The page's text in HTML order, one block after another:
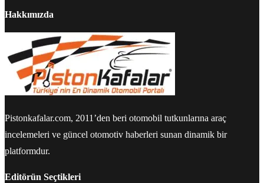
Hakkımızda
Pistonkafalar.com, 2011’den beri otomobil tutkunlarına araç
incelemeleri ve güncel otomotiv haberleri sunan dinamik bir
platformdur.
Editörün Seçtikleri